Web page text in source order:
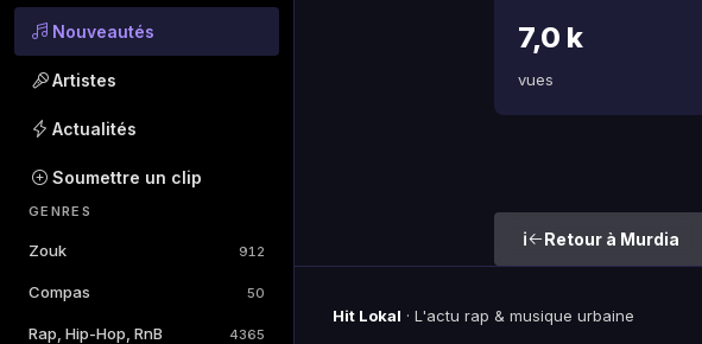
Nouveautés
Artistes
Actualités
Soumettre un clip
GENRES
Zouk 912
Compas 50
Rap, Hip-Hop, RnB 4365
7,0 k
vues
Retour à Murdia
Hit Lokal · L'actu rap & musique urbaine